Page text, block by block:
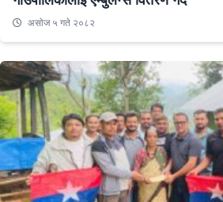
असाेज ५ गते २०८२